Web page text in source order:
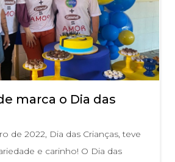
marca o Dia das
de 2022, Dia das Crianças, teve
e carinho! O Dia das